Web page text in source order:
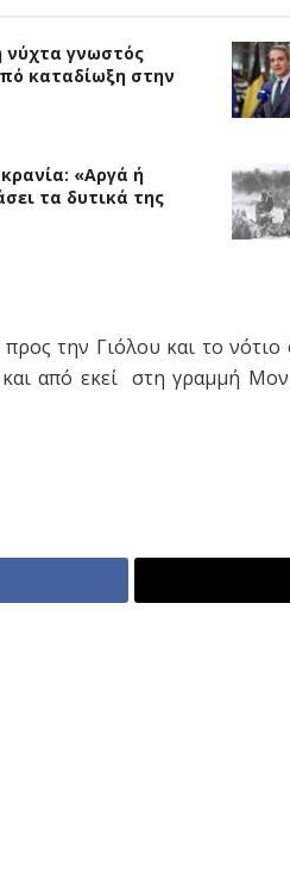
νύχτα γνωστός
καταδίωξη στην
«Αργά ή
τα δυτικά της
την Γιόλου και το
από εκεί στη γραμμή